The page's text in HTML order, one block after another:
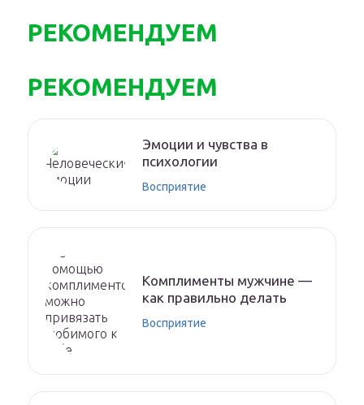
РЕКОМЕНДУЕМ
РЕКОМЕНДУЕМ
Эмоции и чувства в
психологии
Восприятие
Комплименты мужчине —
как правильно делать
Восприятие